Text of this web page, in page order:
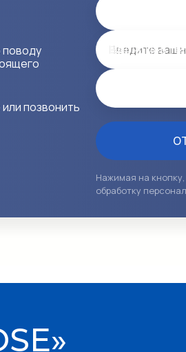
поводу
позвонить
Ваш номер
Нажимая на
обработку